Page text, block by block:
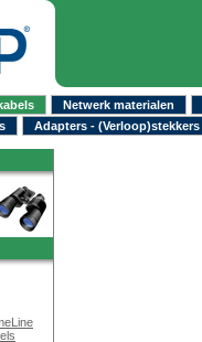
Netwerk materialen
Adapters - (Verloop)stekkers